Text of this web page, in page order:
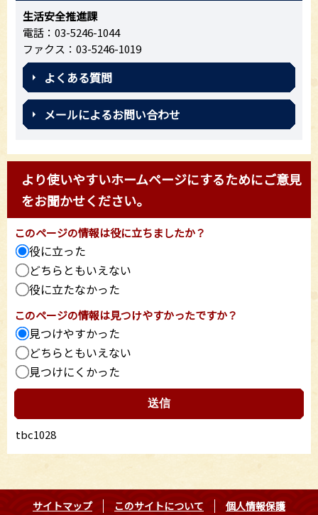
生活安全推進課
電話：03-5246-1044
ファクス：03-5246-1019
よくある質問
メールによるお問い合わせ
より使いやすいホームページにするためにご意見
をお聞かせください。
このページの情報は役に立ちましたか？
役に立った
どちらともいえない
役に立たなかった
このページの情報は見つけやすかったですか？
見つけやすかった
どちらともいえない
見つけにくかった
tbc1028
サイトマップ このサイトについて 個人情報保護